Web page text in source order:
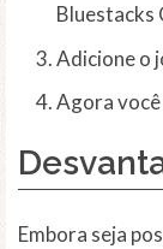
Bluestacks
Adicione o
Agora
Embora seja